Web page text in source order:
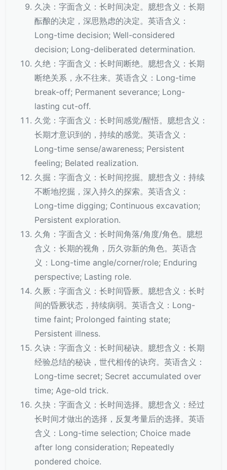
久决：字面含义：长时间决定。臆想含义：长期
酝酿的决定，深思熟虑的决定。英语含义：
Long-time decision; Well-considered
decision; Long-deliberated determination.
久绝：字面含义：长时间断绝。臆想含义：长期
断绝关系，永不往来。英语含义：Long-time
break-off; Permanent severance; Long-
lasting cut-off.
久觉：字面含义：长时间感觉/醒悟。臆想含义：
长期才意识到的，持续的感觉。英语含义：
Long-time sense/awareness; Persistent
feeling; Belated realization.
久掘：字面含义：长时间挖掘。臆想含义：持续
不断地挖掘，深入持久的探索。英语含义：
Long-time digging; Continuous excavation;
Persistent exploration.
久角：字面含义：长时间角落/角度/角色。臆想
含义：长期的视角，历久弥新的角色。英语含
义：Long-time angle/corner/role; Enduring
perspective; Lasting role.
久厥：字面含义：长时间昏厥。臆想含义：长时
间的昏厥状态，持续病弱。英语含义：Long-
time faint; Prolonged fainting state;
Persistent illness.
久诀：字面含义：长时间秘诀。臆想含义：长期
经验总结的秘诀，世代相传的诀窍。英语含义：
Long-time secret; Secret accumulated over
time; Age-old trick.
久抉：字面含义：长时间选择。臆想含义：经过
长时间才做出的选择，反复考量后的选择。英语
含义：Long-time selection; Choice made
after long consideration; Repeatedly
pondered choice.